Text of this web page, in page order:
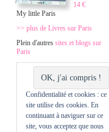
14 €
My little Paris
>> plus de Livres sur Paris
Plein d'autres sites et blogs sur
Paris
Confidentialité et cookies : ce
site utilise des cookies. En
continuant à naviguer sur ce
site, vous acceptez que nous